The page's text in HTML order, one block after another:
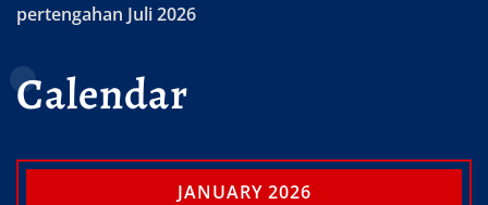
pertengahan Juli 2026
Calendar
JANUARY 2026